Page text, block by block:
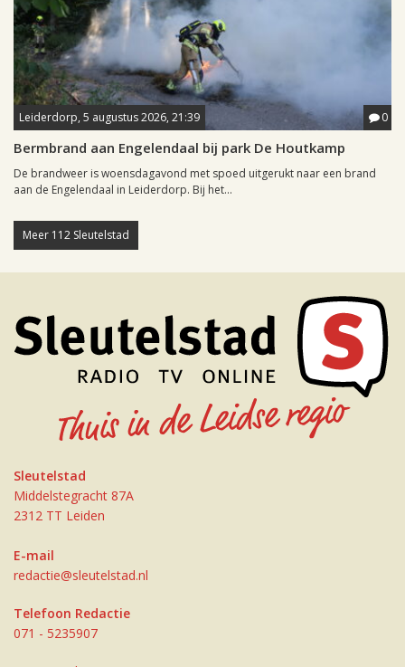
Leiderdorp, 5 augustus 2026, 21:39 0
Bermbrand aan Engelendaal bij park De Houtkamp
De brandweer is woensdagavond met spoed uitgerukt naar een brand
aan de Engelendaal in Leiderdorp. Bij het...
Meer 112 Sleutelstad
Sleutelstad
Middelstegracht 87A
2312 TT Leiden
E-mail
redactie@sleutelstad.nl
Telefoon Redactie
071 - 5235907